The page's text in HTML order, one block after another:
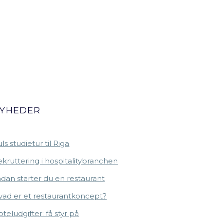
studietur til Riga
i hospitalitybranchen
starter du en restaurant
er et restaurantkoncept?
få styr på